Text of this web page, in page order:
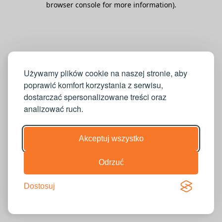
Używamy plików cookie na naszej stronie, aby
poprawić komfort korzystania z serwisu,
dostarczać spersonalizowane treści oraz
analizować ruch.
Akceptuj wszystko
Odrzuć
Dostosuj
browser console for more information).